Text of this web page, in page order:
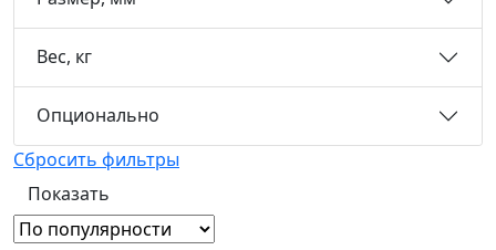
Вес, кг
Опционально
Сбросить фильтры